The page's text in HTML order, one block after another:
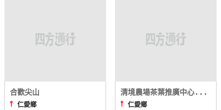
合歡尖山
⫯ 仁愛鄉
清境農場茶葉推廣中心...
⫯ 仁愛鄉